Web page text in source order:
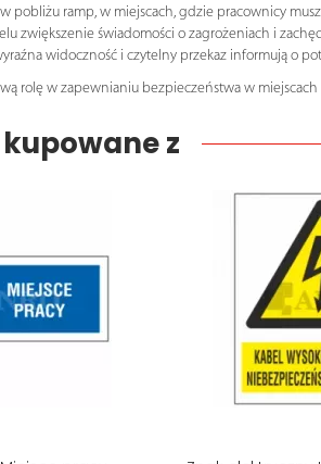
pobliżu ramp, w miejscach, gdzie pracownicy
zwiększenie świadomości o zagrożeniach i
widoczność i czytelny przekaz informują o
rolę w zapewnianiu bezpieczeństwa w
z